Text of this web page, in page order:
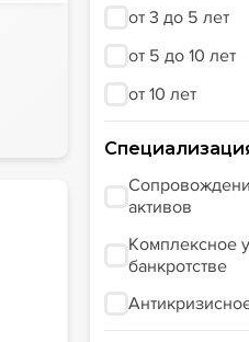
от 3 до 5 лет
от 5 до 10 лет
от 10 лет
активов
Комплексное
банкротстве